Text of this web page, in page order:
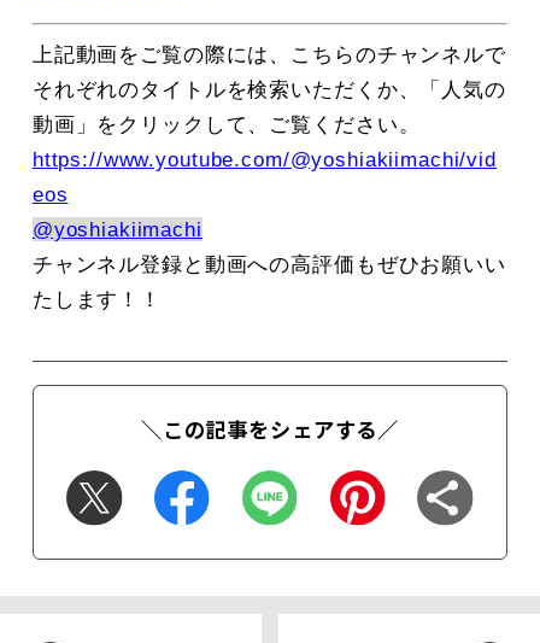
上記動画をご覧の際には、こちらのチャンネルで
それぞれのタイトルを検索いただくか、「人気の
動画」をクリックして、ご覧ください。
https://www.youtube.com/@yoshiakiimachi/vid
eos
@yoshiakiimachi
チャンネル登録と動画への高評価もぜひお願いい
たします！！
＼この記事をシェアする／